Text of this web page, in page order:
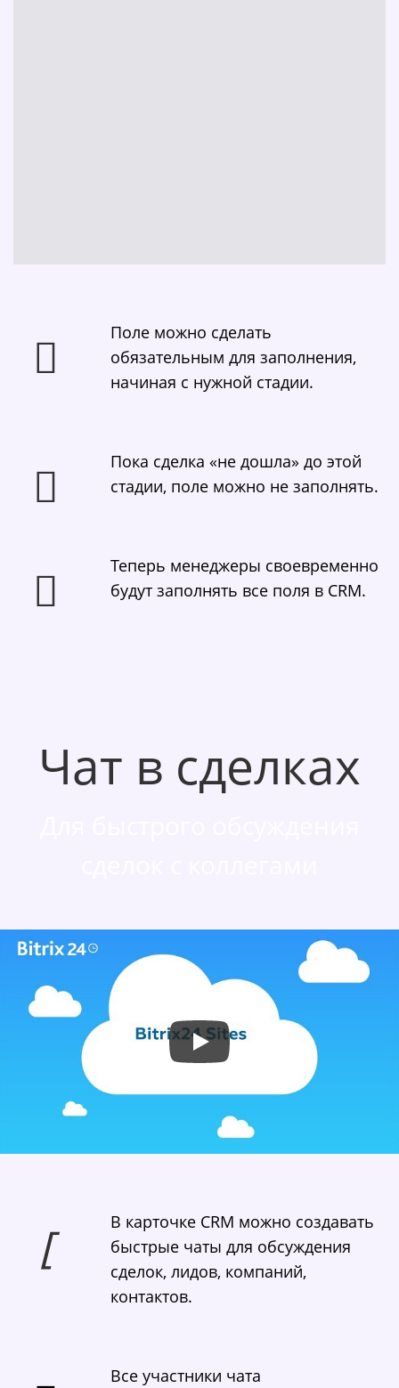
Поле можно сделать
обязательным для заполнения,
начиная с нужной стадии.
Пока сделка «не дошла» до этой
стадии, поле можно не заполнять.
Теперь менеджеры своевременно
будут заполнять все поля в CRM.
Чат в сделках
В карточке CRM можно создавать
быстрые чаты для обсуждения
сделок, лидов, компаний,
контактов.
Все участники чата